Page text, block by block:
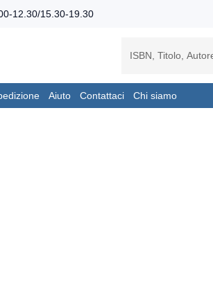
12.30/15.30-19.30
Aiuto Contattaci Chi siamo